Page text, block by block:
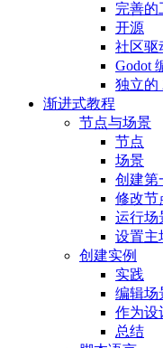
完善的
开源
社区驱
Godot
独立的
渐进式教程
节点与场景
节点
场景
创建第
修改节
运行场
设置主
创建实例
实践
编辑场
作为设
总结